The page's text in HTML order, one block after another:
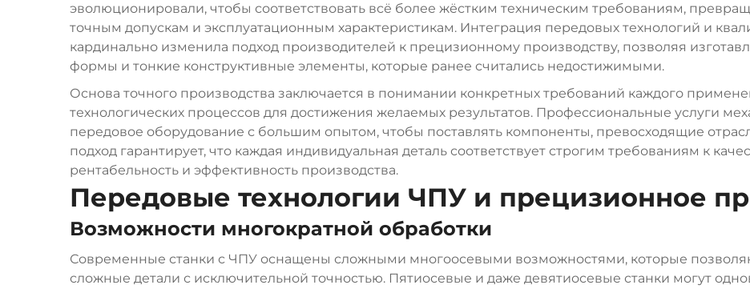
эволюционировали, чтобы соответствовать всё более жёстким техническим требованиям,
точным допускам и эксплуатационным характеристикам. Интеграция передовых технологий и
кардинально изменила подход производителей к прецизионному производству, позволяя
формы и тонкие конструктивные элементы, которые ранее считались недостижимыми.
Основа точного производства заключается в понимании конкретных требований каждого
технологических процессов для достижения желаемых результатов. Профессиональные услуги
передовое оборудование с большим опытом, чтобы поставлять компоненты, превосходящие
подход гарантирует, что каждая индивидуальная деталь соответствует строгим требованиям к
рентабельность и эффективность производства.
Передовые технологии ЧПУ и прецизионное
Возможности многократной обработки
Современные станки с ЧПУ оснащены сложными многоосевыми возможностями, которые
сложные детали с исключительной точностью. Пятиосевые и даже девятиосевые станки могут